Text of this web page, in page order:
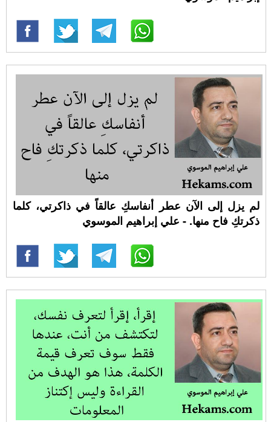
لم يزل إلى الآن عطر أنفاسكِ عالقاً في ذاكرتي، كلما
ذكرتكِ فاح منها. - علي إبراهيم الموسوي